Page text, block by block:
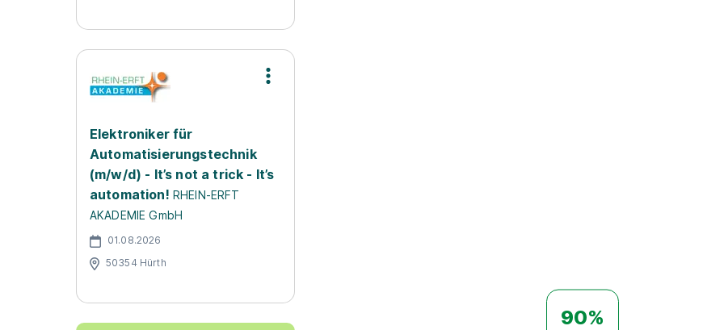
Elektroniker für
Automatisierungstechnik
(m/w/d) - It’s not a trick - It’s
automation! RHEIN-ERFT
AKADEMIE GmbH
01.08.2026
50354 Hürth
90%